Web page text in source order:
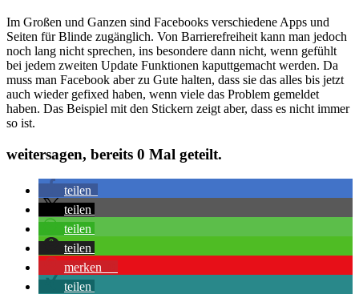
Im Großen und Ganzen sind Facebooks verschiedene Apps und
Seiten für Blinde zugänglich. Von Barrierefreiheit kann man jedoch
noch lang nicht sprechen, ins besondere dann nicht, wenn gefühlt
bei jedem zweiten Update Funktionen kaputtgemacht werden. Da
muss man Facebook aber zu Gute halten, dass sie das alles bis jetzt
auch wieder gefixed haben, wenn viele das Problem gemeldet
haben. Das Beispiel mit den Stickern zeigt aber, dass es nicht immer
so ist.
weitersagen, bereits 0 Mal geteilt.
teilen
teilen
teilen
teilen
merken
teilen